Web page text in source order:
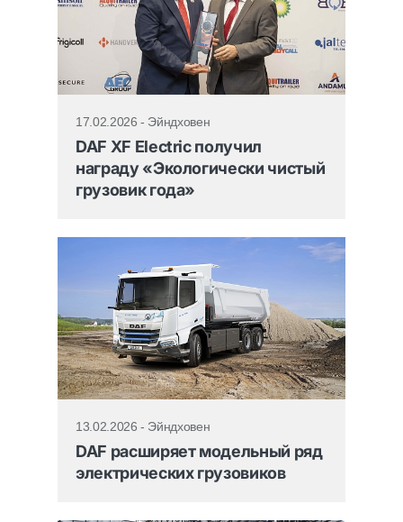
17.02.2026 - Эйндховен
DAF XF Electric получил
награду «Экологически чистый
грузовик года»
13.02.2026 - Эйндховен
DAF расширяет модельный ряд
электрических грузовиков